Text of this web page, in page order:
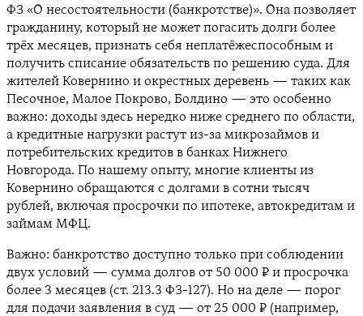
ФЗ «О несостоятельности (банкротстве)». Она позволяет
гражданину, который не может погасить долги более
трёх месяцев, признать себя неплатёжеспособным и
получить списание обязательств по решению суда. Для
жителей Ковернино и окрестных деревень — таких как
Песочное, Малое Покрово, Болдино — это особенно
важно: доходы здесь нередко ниже среднего по области,
а кредитные нагрузки растут из-за микрозаймов и
потребительских кредитов в банках Нижнего
Новгорода. По нашему опыту, многие клиенты из
Ковернино обращаются с долгами в сотни тысяч
рублей, включая просрочки по ипотеке, автокредитам и
займам МФЦ.
Важно: банкротство доступно только при соблюдении
двух условий — сумма долгов от 50 000 ₽ и просрочка
более 3 месяцев (ст. 213.3 ФЗ-127). Но на деле — порог
для подачи заявления в суд — от 25 000 ₽ (например,